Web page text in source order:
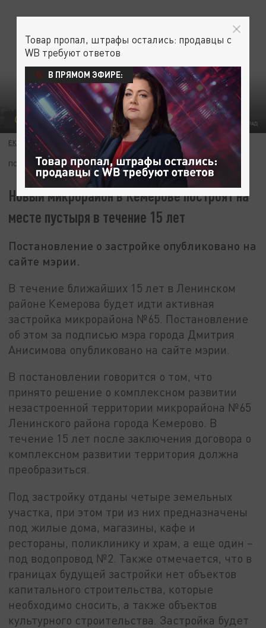
ФОТО: ЦАРЬГРАД
ОБЩЕСТВО
ЕКАТЕРИНА КНЯЗЕВА 26 ИЮНЯ 11:28
ПОДПИШИТЕСЬ:
Новый микрорайон в Кемерове построят на
месте пустыря в течение 15 лет
Постановление о застройке опубликовано на
сайте мэрии.
В течение ближайших 15 лет в Ленинском
районе Кемерова будет идти активная
застройка микрорайона №65. Постановление
об этом за подписью мэра города Дмитрия
Анисимова опубликовано на сайте мэрии.
В постановлении говорится о том, что
принято решение о комплексном развитии
незастроенной территории микрорайона №65
Ленинского района города Кемерово. В
течение 15 лет после заключения договора о
комплексном развитии территория должна
преобразиться.
Под застройку отданы четыре земельных
участка, при этом три из них предназначены
под жилые дома, магазины, кафе и
рестораны, поликлинику и храм, а еще один –
под водопровод №2. Также отмечается, что в
границах будущей застройки нет объектов
капитального строительства, которые
необходимо сносить, а также объектов
культурного строительства. Застройка будет
Товар пропал, штрафы остались: продавцы с
WB требуют ответов
В ПРЯМОМ ЭФИРЕ: